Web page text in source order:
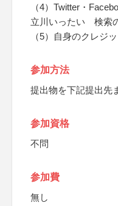
（4）Twitter・
立川いったい 検索
（5）自身のクレジッ
参加方法
提出物を下記提出先
参加資格
不問
参加費
無し